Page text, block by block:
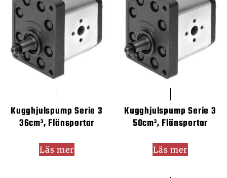
Kugghjulspump Serie 3
36cm³, Flänsportar
Läs mer
Kugghjulspump Serie 3
50cm³, Flänsportar
Läs mer